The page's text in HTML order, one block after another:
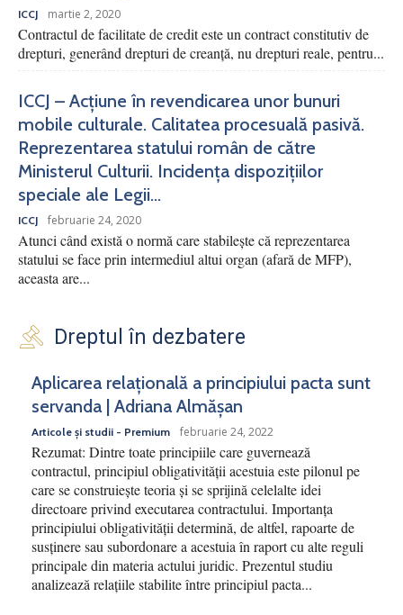
ICCJ martie 2, 2020
Contractul de facilitate de credit este un contract constitutiv de
drepturi, generând drepturi de creanță, nu drepturi reale, pentru...
ICCJ – Acțiune în revendicarea unor bunuri
mobile culturale. Calitatea procesuală pasivă.
Reprezentarea statului român de către
Ministerul Culturii. Incidența dispozițiilor
speciale ale Legii...
ICCJ februarie 24, 2020
Atunci când există o normă care stabilește că reprezentarea
statului se face prin intermediul altui organ (afară de MFP),
aceasta are...
Dreptul în dezbatere
Aplicarea relațională a principiului pacta sunt
servanda | Adriana Almășan
Articole și studii - Premium februarie 24, 2022
Rezumat: Dintre toate principiile care guvernează
contractul, principiul obligativității acestuia este pilonul pe
care se construiește teoria și se sprijină celelalte idei
directoare privind executarea contractului. Importanța
principiului obligativității determină, de altfel, rapoarte de
susținere sau subordonare a acestuia în raport cu alte reguli
principale din materia actului juridic. Prezentul studiu
analizează relațiile stabilite între principiul pacta...